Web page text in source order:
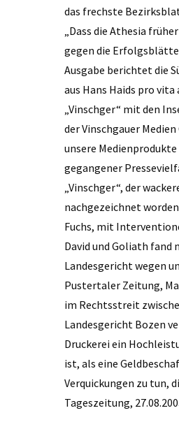
das frechste
„Dass die Athesia
gegen die
Ausgabe berichtet die
aus Hans Haids pro
„Vinschger“ mit den
der Vinschgauer
unsere Medienprodukte
gegangener
„Vinschger“, der
nachgezeichnet
Fuchs, mit
David und Goliath fand
Landesgericht wegen
Pustertaler Zeitung,
im Rechtsstreit
Landesgericht Bozen
Druckerei ein
ist, als eine
Verquickungen zu tun,
Tageszeitung,